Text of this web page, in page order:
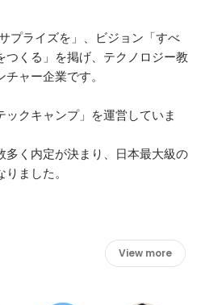
プライズを」、ビジョン「すべ
つくる」を掲げ、テクノロジー教
ャー企業です。
クキャンプ」を運営していま
多く内定が決まり、日本最大級の
ました。
View more